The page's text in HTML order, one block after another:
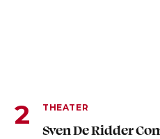
THEATER
Sven De Ridder